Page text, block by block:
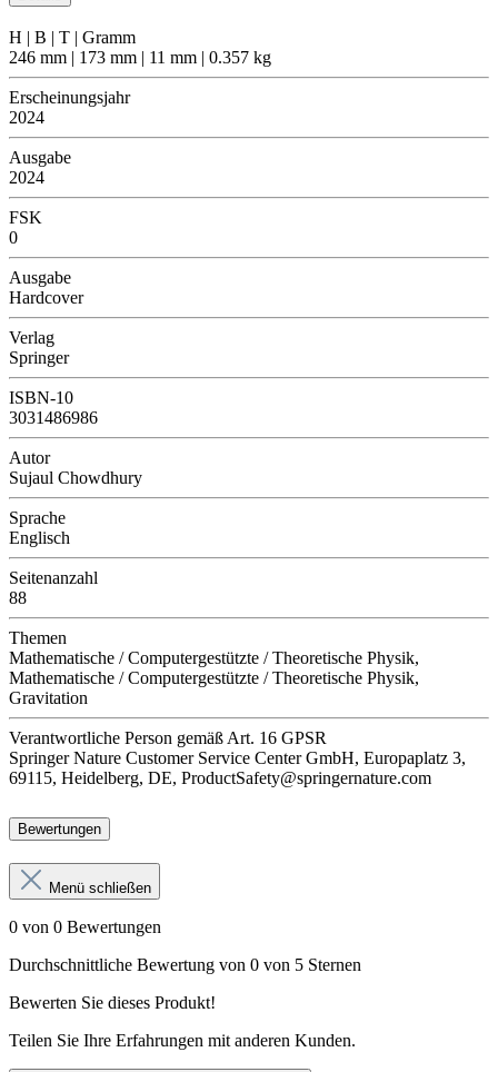
H | B | T | Gramm
246 mm | 173 mm | 11 mm | 0.357 kg
Erscheinungsjahr
2024
Ausgabe
2024
FSK
0
Ausgabe
Hardcover
Verlag
Springer
ISBN-10
3031486986
Autor
Sujaul Chowdhury
Sprache
Englisch
Seitenanzahl
88
Themen
Mathematische / Computergestützte / Theoretische Physik,
Mathematische / Computergestützte / Theoretische Physik,
Gravitation
Verantwortliche Person gemäß Art. 16 GPSR
Springer Nature Customer Service Center GmbH, Europaplatz 3,
69115, Heidelberg, DE, ProductSafety@springernature.com
Bewertungen
Menü schließen
0 von 0 Bewertungen
Durchschnittliche Bewertung von 0 von 5 Sternen
Bewerten Sie dieses Produkt!
Teilen Sie Ihre Erfahrungen mit anderen Kunden.